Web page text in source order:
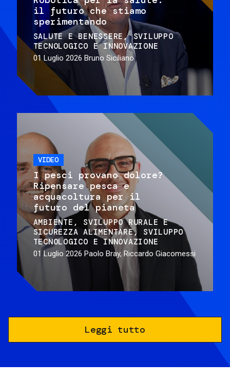
il futuro che stiamo
sperimentando
SALUTE E BENESSERE
SVILUPPO
TECNOLOGICO E INNOVAZIONE
01 Luglio 2026 Bruno Siciliano
VIDEO
I pesci provano dolore?
Ripensare pesca e
acquacoltura per il
futuro del pianeta
AMBIENTE
SVILUPPO RURALE E
SICUREZZA ALIMENTARE
SVILUPPO
TECNOLOGICO E INNOVAZIONE
01 Luglio 2026 Paolo Bray, Riccardo Giacomessi
Leggi tutto